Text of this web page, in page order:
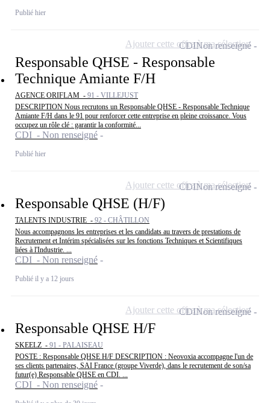
Publié hier
Responsable QHSE - Responsable
Technique Amiante F/H
AGENCE ORIFLAM - 91 - VILLEJUST
DESCRIPTION Nous recrutons un Responsable QHSE - Responsable Technique
Amiante F/H dans le 91 pour renforcer cette entreprise en pleine croissance. Vous
occupez un rôle clé : garantir la conformité...
CDI - Non renseigné
Publié hier
CDINon renseigné
Ajouter cette offre à ma sélection
Responsable QHSE (H/F)
TALENTS INDUSTRIE - 92 - CHÂTILLON
Nous accompagnons les entreprises et les candidats au travers de prestations de
Recrutement et Intérim spécialisées sur les fonctions Techniques et Scientifiques
liées à l'Industrie. ...
CDI - Non renseigné
Publié il y a 12 jours
CDINon renseigné
Ajouter cette offre à ma sélection
Responsable QHSE H/F
SKEELZ - 91 - PALAISEAU
POSTE : Responsable QHSE H/F DESCRIPTION : Neovoxia accompagne l'un de
ses clients partenaires, SAI France (groupe Viverde), dans le recrutement de son/sa
futur(e) Responsable QHSE en CDI. ...
CDI - Non renseigné
CDINon renseigné
Ajouter cette offre à ma sélection